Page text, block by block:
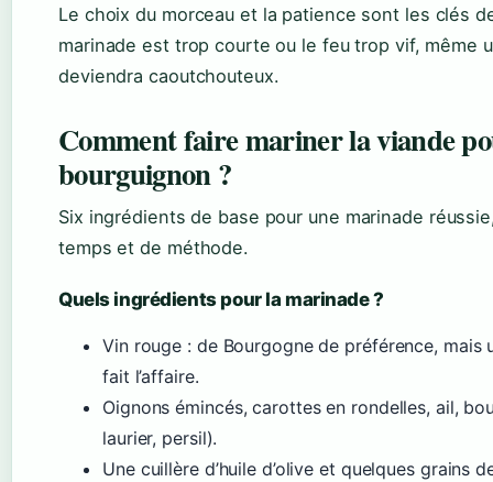
Le choix du morceau et la patience sont les clés
marinade est trop courte ou le feu trop vif, même
deviendra caoutchouteux.
Comment faire mariner la viande
bourguignon ?
Six ingrédients de base pour une marinade
temps et de méthode.
Quels ingrédients pour la marinade ?
Vin rouge : de Bourgogne de préférence, mais
fait l’affaire.
Oignons émincés, carottes en rondelles, ail,
laurier, persil).
Une cuillère d’huile d’olive et quelques grains